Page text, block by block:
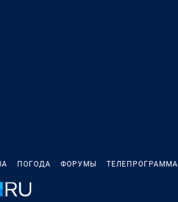
ПОГОДА ФОРУМЫ ТЕЛЕПРОГРАММА